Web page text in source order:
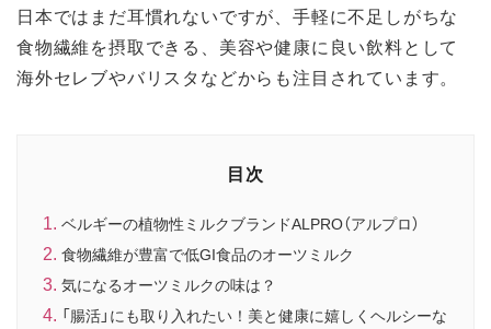
日本ではまだ耳慣れないですが、手軽に不足しがちな
食物繊維を摂取できる、美容や健康に良い飲料として
海外セレブやバリスタなどからも注目されています。
目次
ベルギーの植物性ミルクブランドALPRO（アルプロ）
食物繊維が豊富で低GI食品のオーツミルク
気になるオーツミルクの味は？
「腸活」にも取り入れたい！美と健康に嬉しくヘルシーな